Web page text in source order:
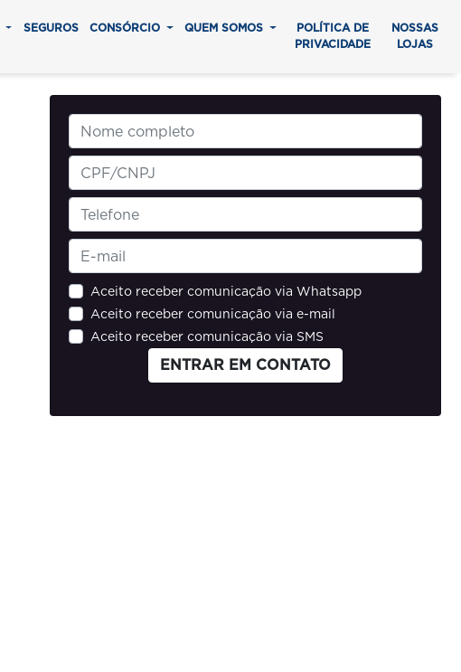
SEGUROS CONSÓRCIO QUEM SOMOS
POLÍTICA DE
PRIVACIDADE
NOSSAS
LOJAS
Aceito receber comunicação via Whatsapp
Aceito receber comunicação via e-mail
Aceito receber comunicação via SMS
ENTRAR EM CONTATO